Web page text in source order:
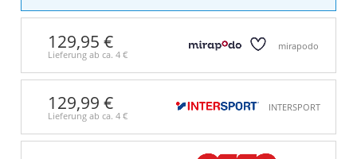
129,95 €
Lieferung ab ca. 4 €
mirapodo
129,99 €
Lieferung ab ca. 4 €
INTERSPORT